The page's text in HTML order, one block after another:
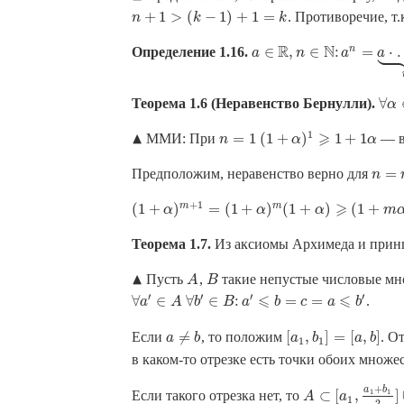
n + 1 > (k − 1) + 1 = k
n+1>( k− 1)+ 1= k . Противоречие,
Определение 1.16. a ∈ R, n ∈ N: an = a ⋅

a∈R,n∈N:an=a⋅…⋅a ⏟n
Теорема 1.6 (Неравенство Бернулли). ∀α
∀α
▲
▴ ММИ: Приn = 1
n=1 (1 + α) 1 ⩾ 1 + 1α
( 1+α) 1⩾1 +1 α —
Предположим, неравенство верно для n =
n=m
(1 + α)m+1 = (1 + α)m(1 + α) ⩾ (1 + m
( 1+α) m+1=(1 +α ) m (1+α)⩾( 1+m α)( 1+α) = 1+ (m+
Теорема 1.7.Из аксиомы Архимеда и
▲
▴ Пусть A
A, B
Bтакие непустые числовые
∀a′ ∈ A ∀b′ ∈ B: a′ ⩽ b = c = a ⩽ b′
∀a′ ∈A ∀b′∈B :a′⩽b =c=a ⩽b′ .
Если a ≠ b
a≠b , то положим a1 , b1 = a, b]
a1 ,b1] [a b] .
в каком-то отрезке есть точки обоих
Если такого отрезка нет, то A ⊂ [a1 , a1+b1
A⊂[a 1,a 1 +b12]